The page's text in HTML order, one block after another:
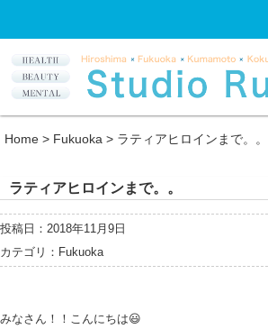
Home > Fukuoka > ラティアヒロインまで。。
ラティアヒロインまで。。
投稿日：2018年11月9日
カテゴリ： Fukuoka
みなさん！！こんにちは😃